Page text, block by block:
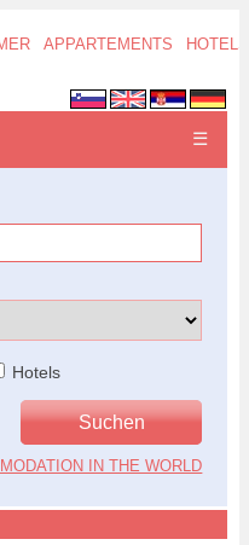
APPARTEMENTS HOTELS
☰
Hotels
IN THE WORLD